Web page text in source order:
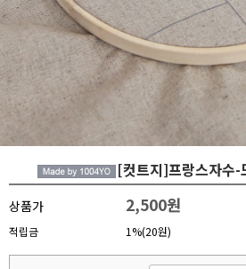
[컷트지]프랑스자수
상품가 2,500원
적립금 1%(20원)